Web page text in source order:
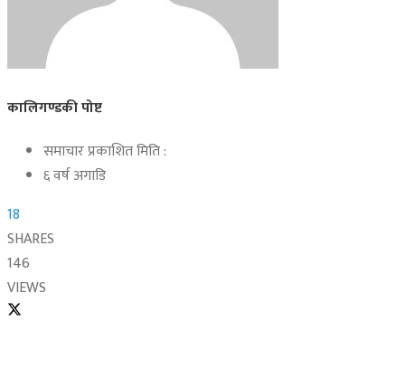
कालिगण्डकी पोष्ट
समाचार प्रकाशित मिति :
६ वर्ष अगाडि
18
SHARES
146
VIEWS